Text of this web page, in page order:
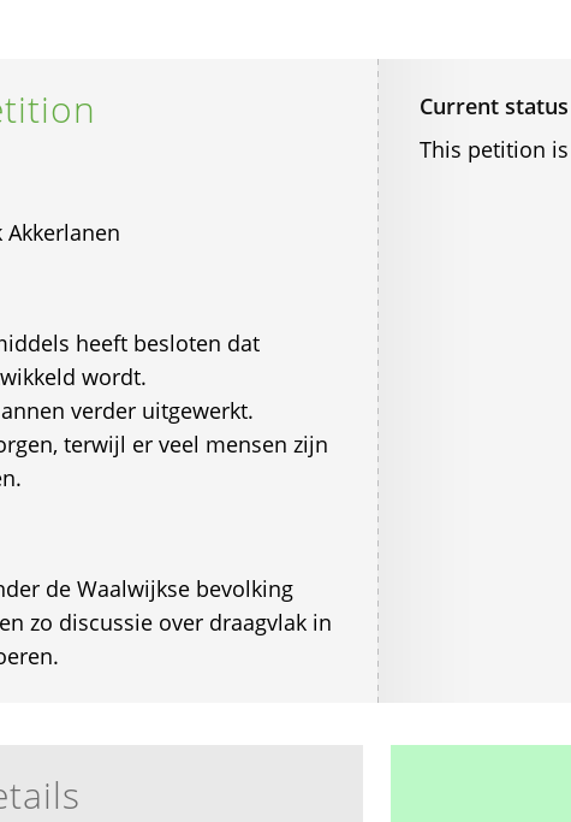
heeft besloten dat
wordt.
verder uitgewerkt.
terwijl er veel mensen zijn
de Waalwijkse bevolking
zo discussie over draagvlak in
Current status
This petition